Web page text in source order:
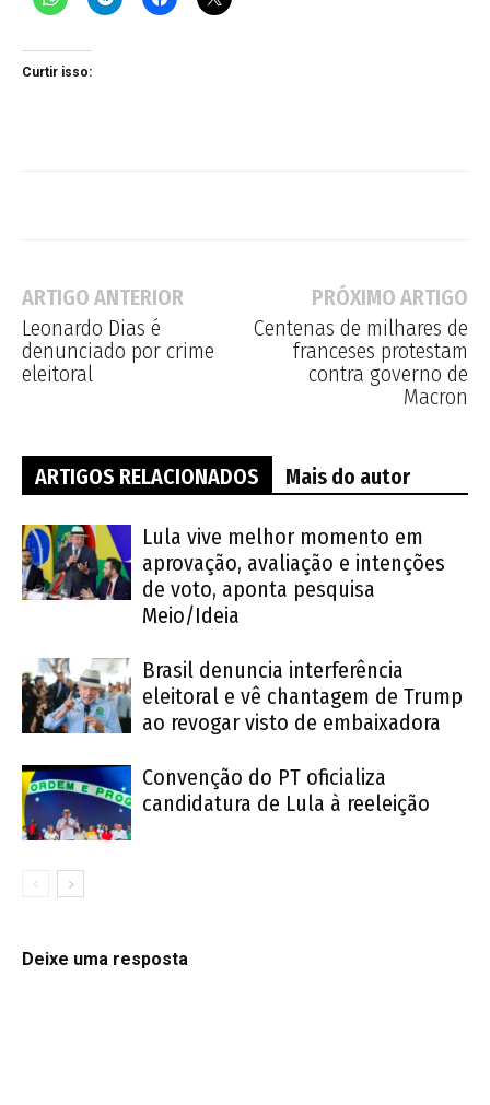
Curtir isso:
ARTIGO ANTERIOR
Leonardo Dias é
denunciado por crime
eleitoral
PRÓXIMO ARTIGO
Centenas de milhares de
franceses protestam
contra governo de
Macron
ARTIGOS RELACIONADOS Mais do autor
Lula vive melhor momento em
aprovação, avaliação e intenções
de voto, aponta pesquisa
Meio/Ideia
Brasil denuncia interferência
eleitoral e vê chantagem de Trump
ao revogar visto de embaixadora
Convenção do PT oficializa
candidatura de Lula à reeleição
Deixe uma resposta